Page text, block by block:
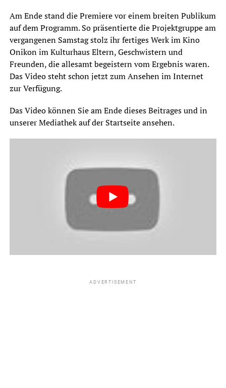
Am Ende stand die Premiere vor einem breiten Publikum
auf dem Programm. So präsentierte die Projektgruppe am
vergangenen Samstag stolz ihr fertiges Werk im Kino
Onikon im Kulturhaus Eltern, Geschwistern und
Freunden, die allesamt begeistern vom Ergebnis waren.
Das Video steht schon jetzt zum Ansehen im Internet
zur Verfügung.
Das Video können Sie am Ende dieses Beitrages und in
unserer Mediathek auf der Startseite ansehen.
ADVERTISEMENT